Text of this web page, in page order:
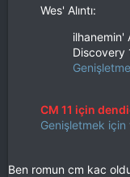
Wes' Alıntı:
ilhanemin'
Discovery
CM 11 için
Genişletmek için
Ben romun cm kac